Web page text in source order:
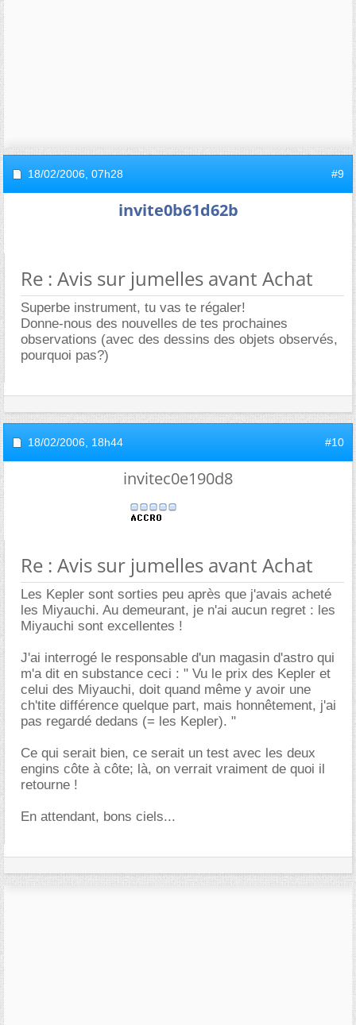
18/02/2006, 07h28 #9
invite0b61d62b
Re : Avis sur jumelles avant Achat
Superbe instrument, tu vas te régaler!
Donne-nous des nouvelles de tes prochaines
observations (avec des dessins des objets observés,
pourquoi pas?)
18/02/2006, 18h44 #10
invitec0e190d8
Re : Avis sur jumelles avant Achat
Les Kepler sont sorties peu après que j'avais acheté
les Miyauchi. Au demeurant, je n'ai aucun regret : les
Miyauchi sont excellentes !
J'ai interrogé le responsable d'un magasin d'astro qui
m'a dit en substance ceci : " Vu le prix des Kepler et
celui des Miyauchi, doit quand même y avoir une
ch'tite différence quelque part, mais honnêtement, j'ai
pas regardé dedans (= les Kepler). "
Ce qui serait bien, ce serait un test avec les deux
engins côte à côte; là, on verrait vraiment de quoi il
retourne !
En attendant, bons ciels...